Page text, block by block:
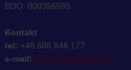
BDO: 000356585
Kontakt
tel: +48 508 848 177
e-mail: sklep@msalamon.pl